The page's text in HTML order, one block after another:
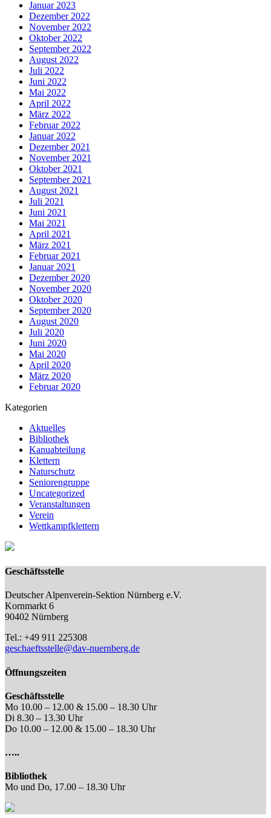
Januar 2023
Dezember 2022
November 2022
Oktober 2022
September 2022
August 2022
Juli 2022
Juni 2022
Mai 2022
April 2022
März 2022
Februar 2022
Januar 2022
Dezember 2021
November 2021
Oktober 2021
September 2021
August 2021
Juli 2021
Juni 2021
Mai 2021
April 2021
März 2021
Februar 2021
Januar 2021
Dezember 2020
November 2020
Oktober 2020
September 2020
August 2020
Juli 2020
Juni 2020
Mai 2020
April 2020
März 2020
Februar 2020
Kategorien
Aktuelles
Bibliothek
Kanuabteilung
Klettern
Naturschutz
Seniorengruppe
Uncategorized
Veranstaltungen
Verein
Wettkampfklettern
Geschäftsstelle
Deutscher Alpenverein-Sektion Nürnberg e.V.
Kornmarkt 6
90402 Nürnberg
Tel.: +49 911 225308
geschaeftsstelle@dav-nuernberg.de
Öffnungszeiten
Geschäftsstelle
Mo 10.00 – 12.00 & 15.00 – 18.30 Uhr
Di 8.30 – 13.30 Uhr
Do 10.00 – 12.00 & 15.00 – 18.30 Uhr
…..
Bibliothek
Mo und Do, 17.00 – 18.30 Uhr